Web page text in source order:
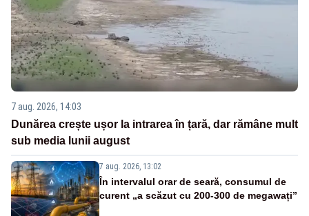
7 aug. 2026, 14:03
Dunărea crește ușor la intrarea în țară, dar rămâne mult
sub media lunii august
7 aug. 2026, 13:02
În intervalul orar de seară, consumul de
curent „a scăzut cu 200-300 de megawați”